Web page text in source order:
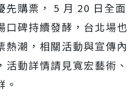
先購票， 5 月 20 日全面
碑持續發酵， 台北場也
潮， 相關活動與宣傳內
活動詳情請見寬宏藝術、